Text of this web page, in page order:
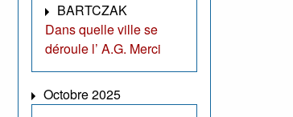
BARTCZAK
Dans quelle ville se
déroule l’ A.G. Merci
Octobre 2025